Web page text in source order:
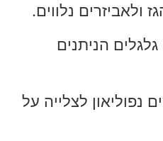
ולאביזרים נלווים.
הניתנים
לצלייה על